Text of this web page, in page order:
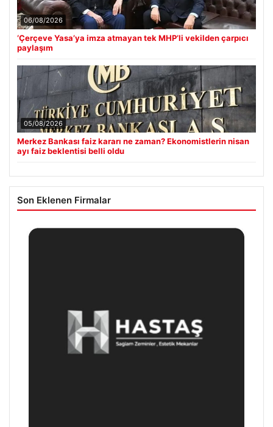
06/08/2026
‘Çerçeve Yasa’ya imza atmayan tek MHP’li vekilden çarpıcı
paylaşım
05/08/2026
Merkez Bankası faiz kararı ne zaman? Ekonomistlerin nisan
ayı faiz beklentisi belli oldu
Son Eklenen Firmalar